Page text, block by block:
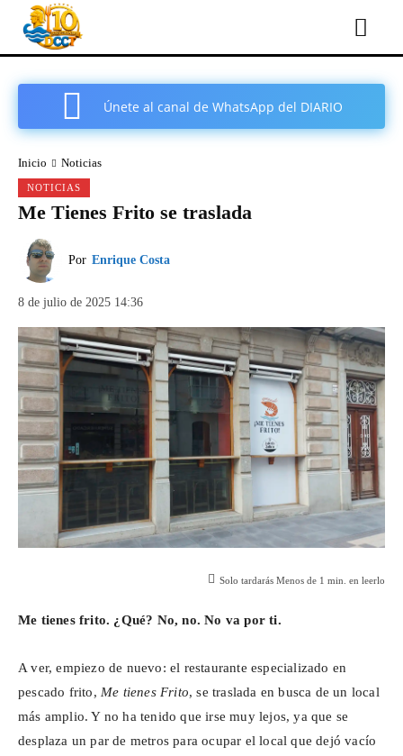
Únete al canal de WhatsApp del DIARIO
Inicio Noticias
NOTICIAS
Me Tienes Frito se traslada
Por Enrique Costa
8 de julio de 2025 14:36
Solo tardarás Menos de 1 min. en leerlo
Me tienes frito. ¿Qué? No, no. No va por ti.
A ver, empiezo de nuevo: el restaurante especializado en
pescado frito, Me tienes Frito, se traslada en busca de un local
más amplio. Y no ha tenido que irse muy lejos, ya que se
desplaza un par de metros para ocupar el local que dejó vacío